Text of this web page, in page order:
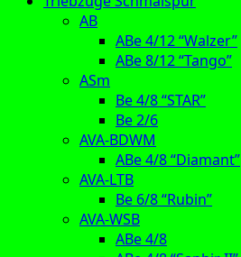
AB
ABe 4/12 “Walzer”
ABe 8/12 “Tango”
ASm
Be 4/8 “STAR”
Be 2/6
AVA-BDWM
ABe 4/8 “Diamant”
AVA-LTB
Be 6/8 “Rubin”
AVA-WSB
ABe 4/8